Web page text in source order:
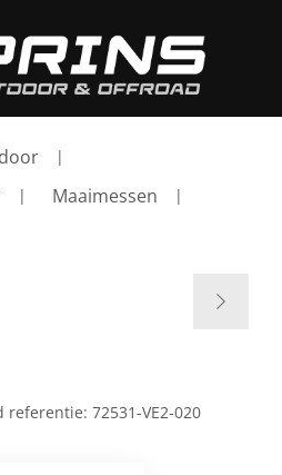
Maaimessen
referentie: 72531-VE2-020